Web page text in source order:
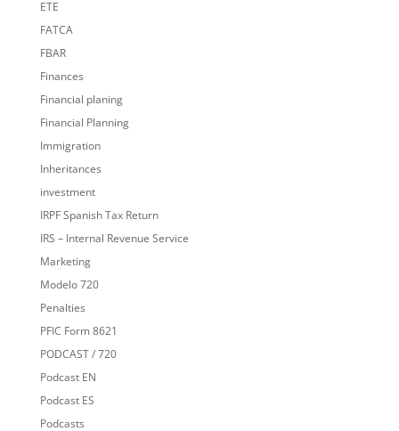
ETE
FATCA
FBAR
Finances
Financial planing
Financial Planning
Immigration
Inheritances
investment
IRPF Spanish Tax Return
IRS – Internal Revenue Service
Marketing
Modelo 720
Penalties
PFIC Form 8621
PODCAST / 720
Podcast EN
Podcast ES
Podcasts